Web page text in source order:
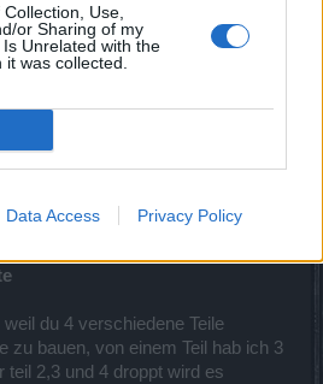
Use,
or Sharing of my
Unrelated with the
was collected.
Data Access Privacy Policy
gut zu machen, der verursacht
nicht glauben, dass hier wirklich
Mist bauen darf... Testet das
vor die
du 4 verschiedene Teile
zu bauen, von einem Teil hab ich 3
teil 2,3 und 4 droppt wird es